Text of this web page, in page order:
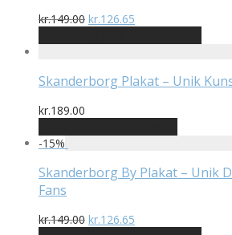
kr.149.00 Den
pris
kr.149.00.
kr.126.65
pris
kr.126.65.
Skanderborg Plakat – Unik
kr.189.00
-15%
Skanderborg By Plakat – Unik
Fans
kr.149.00 Den
kr.126.65